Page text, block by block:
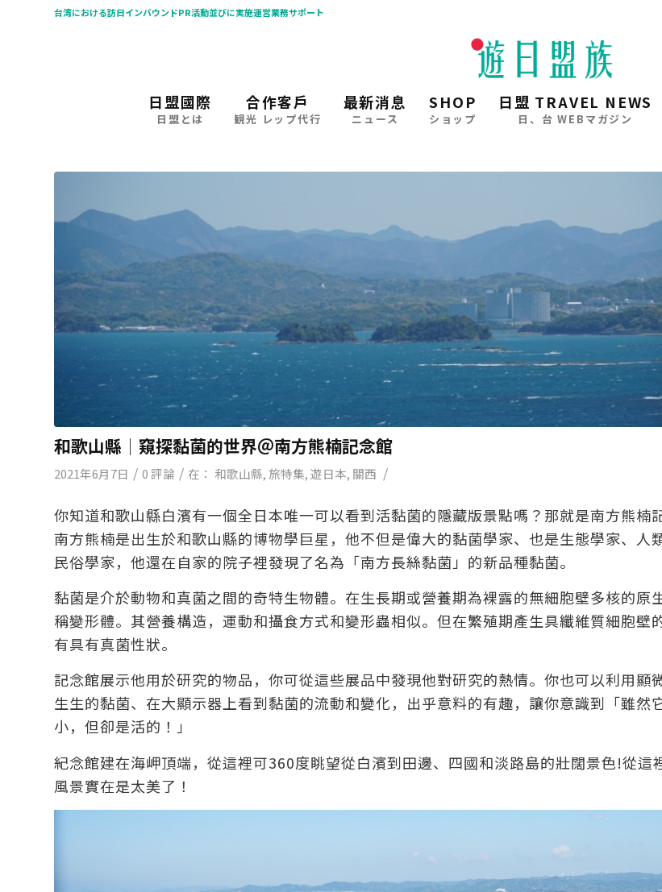
台湾における訪日インバウンドPR活動並びに実施運営業務サポート
日盟國際
日盟とは
合作客戶
観光 レップ代行
最新消息
ニュース
SHOP
ショップ
日盟 TRAVEL NEWS
日、台 WEBマガジン
和歌山縣│窺探黏菌的世界＠南方熊楠記念館
2021年6月7日 / 0 評論 / 在： 和歌山縣,旅特集,遊日本, 關西 /
你知道和歌山縣白濱有一個全日本唯一可以看到活黏菌的隱藏版景點嗎？那就是南方熊楠
南方熊楠是出生於和歌山縣的博物學巨星，他不但是偉大的黏菌學家、也是生態學家、人
民俗學家，他還在自家的院子裡發現了名為「南方長絲黏菌」的新品種黏菌。
黏菌是介於動物和真菌之間的奇特生物體。在生長期或營養期為裸露的無細胞壁多核的原生
稱變形體。其營養構造，運動和攝食方式和變形蟲相似。但在繁殖期產生具纖維質細胞壁的
有具有真菌性狀。
記念館展示他用於研究的物品，你可從這些展品中發現他對研究的熱情。你也可以利用顯
生生的黏菌、在大顯示器上看到黏菌的流動和變化，出乎意料的有趣，讓你意識到「雖然
小，但卻是活的！」
紀念館建在海岬頂端，從這裡可360度眺望從白濱到田邊、四國和淡路島的壯闊景色!從這
風景實在是太美了！